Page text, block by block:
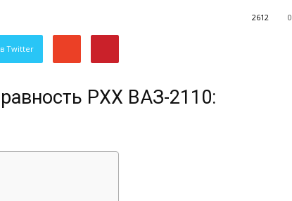
0
2612
Twitter
РХХ ВАЗ-2110: